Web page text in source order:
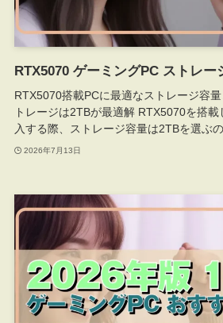
RTX5070 ゲーミングPC ストレ
RTX5070搭載PCに最適なストレージ容
トレージは2TBが最適解 RTX5070を搭
入する際、ストレージ容量は2TBを選ぶ
2026年7月13日